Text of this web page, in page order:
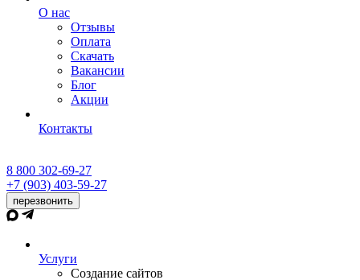
О нас
Отзывы
Оплата
Скачать
Вакансии
Блог
Акции
Контакты
8 800 302-69-27
+7 (903) 403-59-27
перезвонить
Услуги
Создание сайтов